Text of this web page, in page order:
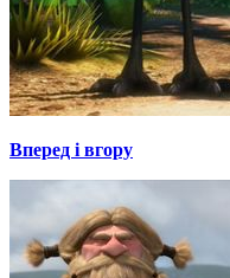
Вперед і вгору